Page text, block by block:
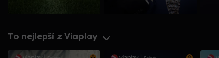
To nejlepší z Viaplay